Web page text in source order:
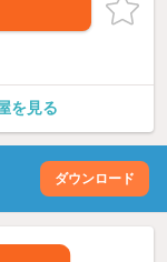
を見る
ダウンロード